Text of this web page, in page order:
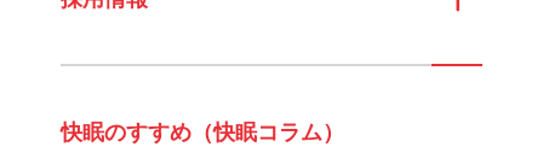
快眠のすすめ（快眠コラム）